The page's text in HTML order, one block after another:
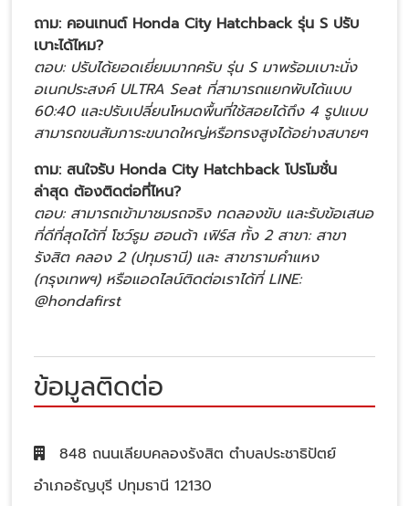
ถาม: คอนเทนต์ Honda City Hatchback รุ่น S ปรับ
เบาะได้ไหม?
ตอบ: ปรับได้ยอดเยี่ยมมากครับ รุ่น S มาพร้อมเบาะนั่ง
อเนกประสงค์ ULTRA Seat ที่สามารถแยกพับได้แบบ
60:40 และปรับเปลี่ยนโหมดพื้นที่ใช้สอยได้ถึง 4 รูปแบบ
สามารถขนสัมภาระขนาดใหญ่หรือทรงสูงได้อย่างสบายๆ
ถาม: สนใจรับ Honda City Hatchback โปรโมชั่น
ล่าสุด ต้องติดต่อที่ไหน?
ตอบ: สามารถเข้ามาชมรถจริง ทดลองขับ และรับข้อเสนอ
ที่ดีที่สุดได้ที่ โชว์รูม ฮอนด้า เฟิร์ส ทั้ง 2 สาขา: สาขา
รังสิต คลอง 2 (ปทุมธานี) และ สาขารามคำแหง
(กรุงเทพฯ) หรือแอดไลน์ติดต่อเราได้ที่ LINE:
@hondafirst
ข้อมูลติดต่อ
848 ถนนเลียบคลองรังสิต ตำบลประชาธิปัตย์
อำเภอธัญบุรี ปทุมธานี 12130